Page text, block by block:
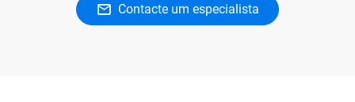
Contacte um especialista